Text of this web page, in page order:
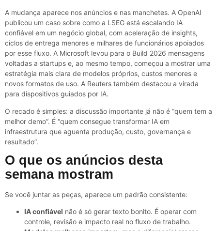
A mudança aparece nos anúncios e nas manchetes. A OpenAI
publicou um caso sobre como a LSEG está escalando IA
confiável em um negócio global, com aceleração de insights,
ciclos de entrega menores e milhares de funcionários apoiados
por esse fluxo. A Microsoft levou para o Build 2026 mensagens
voltadas a startups e, ao mesmo tempo, começou a mostrar uma
estratégia mais clara de modelos próprios, custos menores e
novos formatos de uso. A Reuters também destacou a virada
para dispositivos guiados por IA.
O recado é simples: a discussão importante já não é “quem tem a
melhor demo”. É “quem consegue transformar IA em
infraestrutura que aguenta produção, custo, governança e
resultado”.
O que os anúncios desta
semana mostram
Se você juntar as peças, aparece um padrão consistente:
IA confiável não é só gerar texto bonito. É operar com
controle, revisão e impacto real no fluxo de trabalho.